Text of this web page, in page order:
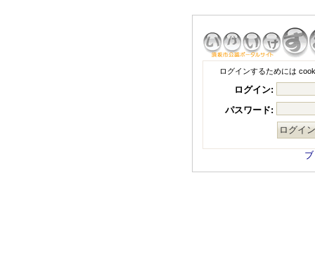
ログインするためには
ログイン:
パスワード: